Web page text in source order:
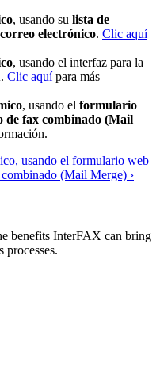
, usando su lista de
electrónico. Clic aquí
, usando el interfaz para la
. Clic aquípara más
, usando el formulario
fax combinado (Mail
usando el formulario web
(Mail Merge) ›
benefits InterFAX can bring
processes.